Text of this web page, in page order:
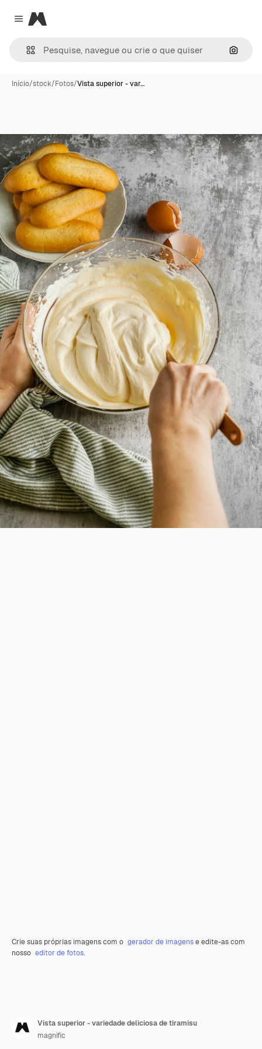
Close menu
Magnific
Início/stock/Fotos/Vista superior - var…
Crie suas próprias imagens com o gerador de imagense edite-as com
nosso editor de fotos.
Vista superior - variedade deliciosa de tiramisu
magnific